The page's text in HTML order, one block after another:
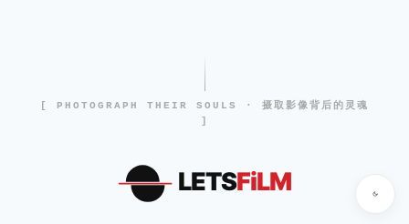
[ PHOTOGRAPH THEIR SOULS · 摄取影像背后的灵魂
]
LETSFiLM